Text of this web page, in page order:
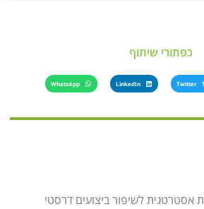
כפתורי שיתוף
Twitter
LinkedIn
WhatsApp
אסטרטגית לשיפור ביצועים דרסטי